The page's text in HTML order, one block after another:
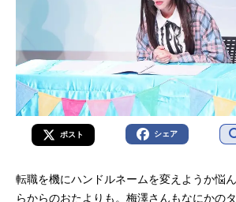
ポスト シェア
転職を機にハンドルネームを変えようか悩
らからのおたよりも。梅澤さんもなにかの